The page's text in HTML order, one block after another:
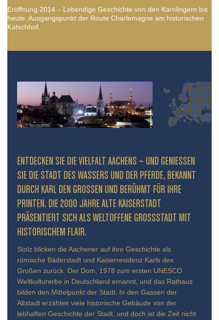
Eröffnung 2014 – Lebendige Geschichte von den Karolingern bis
heute. Ausgangspunkt der Route Charlemagne am historischen
Katschhof.
ENTDECKEN SIE DIE VIELFALT AACHENS – UND GENIESSEN S
IE DIE STADT DES WASSERS UND DER PFERDE, BEKANNT D
URCH KARL DEN GROSSEN UND BERÜHMT FÜR IHRE PR
INTEN. DIE 2000 JAHRE ALTE KAISERSTADT PR
ÄSENTIERT SICH ALS WELTOFFENE GROSSSTADT MIT HIS
TORISCHEM FLAIR.
Stolz blicken die Aachener auf ihre Geschichte als
römische Bäderstadt und Kaiserresidenz Karls des
Großen zurück. Der Dom, 1978 zum ersten UNESCO
Weltkulturerbe in Deutschland ernannt, und das Rathaus
bilden den Mittelpunkt der Stadt. In den Gassen der
Altstadt erzählen viele historische Gebäude von der
lebhaften Geschichte der Stadt, und doch ist die Zeit nicht